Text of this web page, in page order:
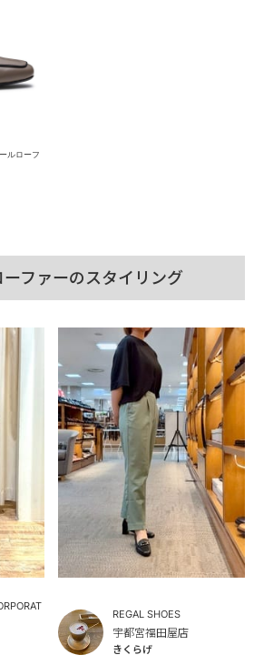
ルローフ
ファーのスタイリング
REGAL SHOES
宇都宮福田屋店
きくらげ